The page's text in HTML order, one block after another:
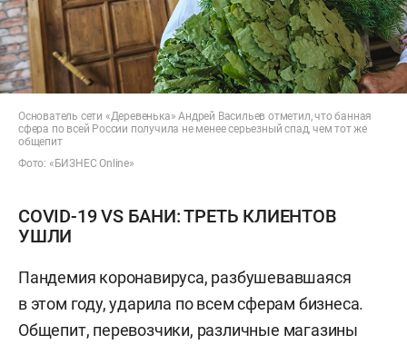
Основатель сети «Деревенька» Андрей Васильев отметил, что банная
сфера по всей России получила не менее серьезный спад, чем тот же
общепит
Фото: «БИЗНЕС Online»
COVID-19 VS БАНИ: ТРЕТЬ КЛИЕНТОВ
УШЛИ
Пандемия коронавируса, разбушевавшаяся
в этом году, ударила по всем сферам бизнеса.
Общепит, перевозчики, различные магазины